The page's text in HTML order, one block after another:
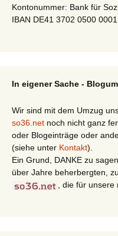
Kontonummer: Bank für
IBAN DE41 3702 0500
In eigener Sache -
Wir sind mit dem Umzug
so36.net noch nicht ganz
oder Blogeinträge oder
(siehe unter Kontakt).
Ein Grund, DANKE zu
über Jahre beherbergten,
, die für